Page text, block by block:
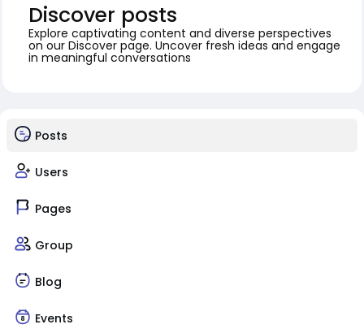
Discover posts
Explore captivating content and diverse perspectives
on our Discover page. Uncover fresh ideas and engage
in meaningful conversations
Posts
Users
Pages
Group
Blog
Events